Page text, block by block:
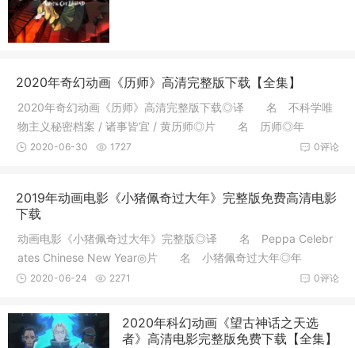
2020年奇幻动画《历师》高清完整版下载【全集】
2020年奇幻动画《历师》高清完整版下载◎译 名 不科学唯
物主义秘密档案 / 诸事皆宜 / 黄历师◎片 名 历师◎年
代 20
0评论
2020-06-30 1727
2019年动画电影《小猪佩奇过大年》完整版免费高清电影
下载
动画电影《小猪佩奇过大年》完整版◎译 名 Peppa Celebr
ates Chinese New Year◎片 名 小猪佩奇过大年◎年
代 2019
0评论
2020-06-24 2271
2020年科幻动画《望古神话之天选
者》高清电影完整版免费下载【全集】